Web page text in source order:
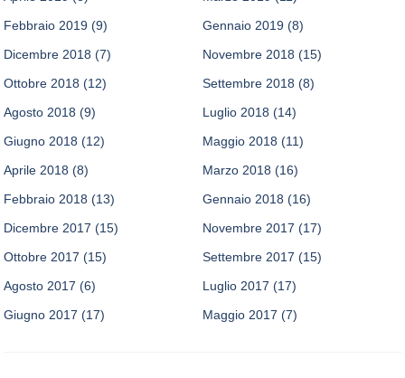
Febbraio 2019 (9) Gennaio 2019 (8)
Dicembre 2018 (7) Novembre 2018 (15)
Ottobre 2018 (12) Settembre 2018 (8)
Agosto 2018 (9) Luglio 2018 (14)
Giugno 2018 (12) Maggio 2018 (11)
Aprile 2018 (8) Marzo 2018 (16)
Febbraio 2018 (13) Gennaio 2018 (16)
Dicembre 2017 (15) Novembre 2017 (17)
Ottobre 2017 (15) Settembre 2017 (15)
Agosto 2017 (6) Luglio 2017 (17)
Giugno 2017 (17) Maggio 2017 (7)